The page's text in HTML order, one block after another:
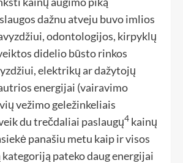
dažnu atveju buvo imlios
odontologijos, kirpyklų
didelio būsto rinkos
elektrikų ar dažytojų
energijai (vairavimo
vežimo geležinkeliais
du trečdaliai paslaugų4 kainų
panašiu metu kaip ir visos
kategoriją pateko daug energijai